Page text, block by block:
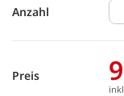
Anzahl
Preis